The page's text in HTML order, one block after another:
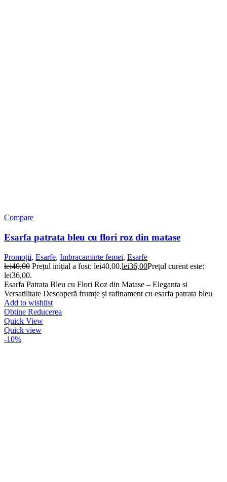
Compare
Esarfa patrata bleu cu flori roz din matase
Promoții, Esarfe, Imbracaminte femei, Esarfe
lei40,00 Prețul inițial a fost: lei40,00.lei36,00Prețul curent este:
lei36,00.
Esarfa Patrata Bleu cu Flori Roz din Matase – Eleganta si
Versatilitate Descoperă frumțe și rafinament cu esarfa patrata bleu
Add to wishlist
Obtine Reducerea
Quick View
Quick view
-10%